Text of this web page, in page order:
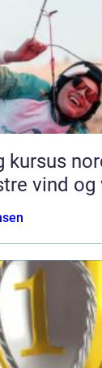
kursus
vind og